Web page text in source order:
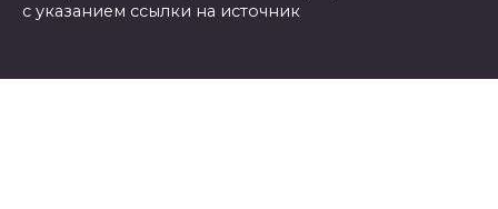
с указанием ссылки на источник